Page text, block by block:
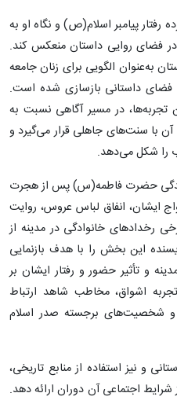
رفتار پیامبر اسلام(ص) و نگاه او به
در فضای روایی داستان منعکس کند.
الگویی برای زنان جامعه
فضای داستانی بازسازی شده است.
تجربه‌ها، در مسیر آگاهی نسبت به
با سنت‌های جاهلی قرار می‌گیرد و
را شکل می‌دهد.
حضرت فاطمه(س) پس از هجرت
ایشان، انفاق لباس عروس، روایت
رخدادهای خانوادگی در مدینه از
این بخش را با هدف بازنمایی
و تأثیر حضور و رفتار ایشان بر
اشواق، مخاطب شاهد ارتباط
و شخصیت‌های برجسته صدر اسلام
و نیز استفاده از منابع تاریخی،
اجتماعی آن دوران ارائه دهد.